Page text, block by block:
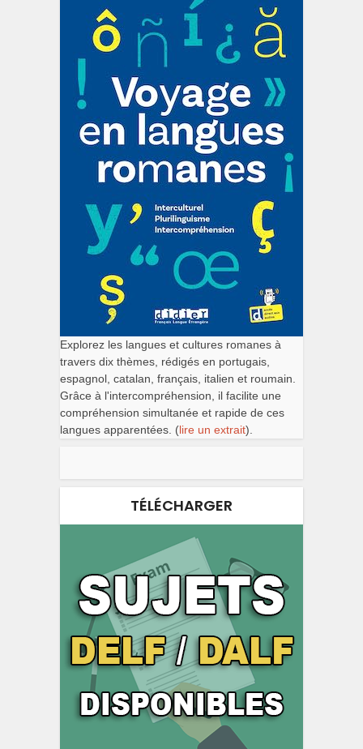
Explorez les langues et cultures romanes à
travers dix thèmes, rédigés en portugais,
espagnol, catalan, français, italien et roumain.
Grâce à l'intercompréhension, il facilite une
compréhension simultanée et rapide de ces
langues apparentées. (lire un extrait).
TÉLÉCHARGER